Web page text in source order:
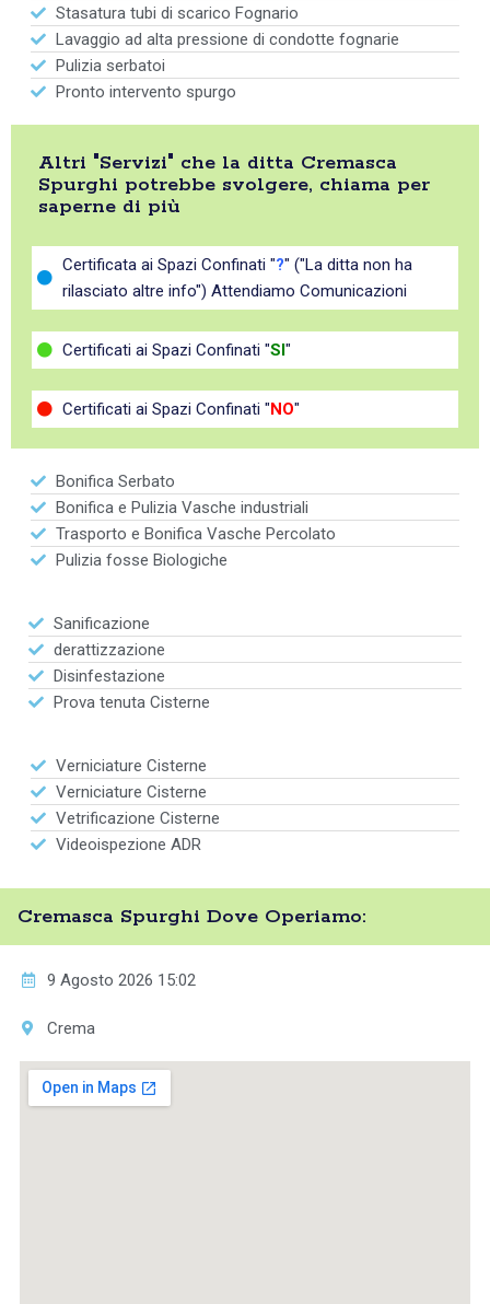
Stasatura tubi di scarico Fognario
Lavaggio ad alta pressione di condotte fognarie
Pulizia serbatoi
Pronto intervento spurgo
Altri "Servizi" che la ditta Cremasca
Spurghi potrebbe svolgere, chiama per
saperne di più
Certificata ai Spazi Confinati "?" ("La ditta non ha
rilasciato altre info") Attendiamo Comunicazioni
Certificati ai Spazi Confinati "SI "
Certificati ai Spazi Confinati " NO"
Bonifica Serbato
Bonifica e Pulizia Vasche industriali
Trasporto e Bonifica Vasche Percolato
Pulizia fosse Biologiche
Sanificazione
derattizzazione
Disinfestazione
Prova tenuta Cisterne
Verniciature Cisterne
Verniciature Cisterne
Vetrificazione Cisterne
Videoispezione ADR
Cremasca Spurghi Dove Operiamo:
9 Agosto 2026 15:02
Crema